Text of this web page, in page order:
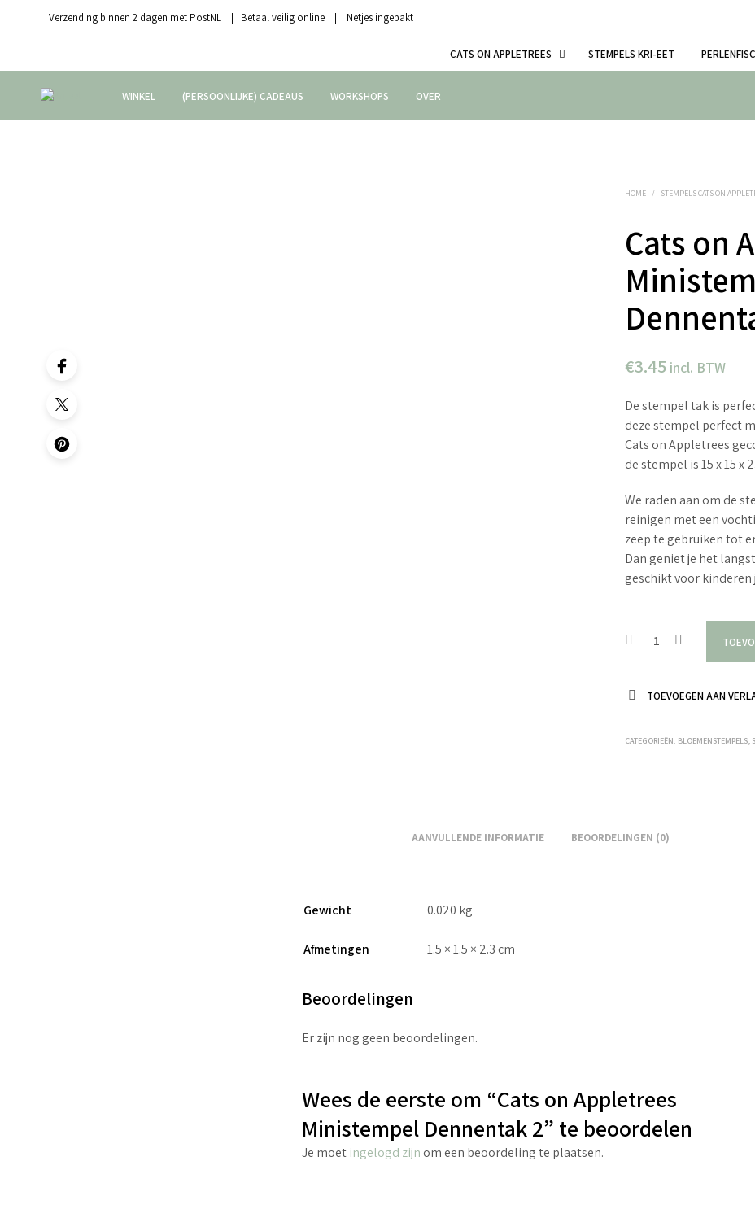
Verzending binnen 2 dagen met PostNL | Betaal veilig online | Netjes ingepakt
CATS ON APPLETREES STEMPELS KRI-EET
WINKEL (PERSOONLIJKE) CADEAUS WORKSHOPS OVER
HOME / STEMPELS CATS ON
Cats on
€3.45 incl. BTW
De stempel tak is
deze stempel perfect
Cats on Appletrees
de stempel is 15 x 15 x
We raden aan om de
reinigen met een
zeep te gebruiken tot
Dan geniet je het
geschikt voor kinderen
TOEVOEGEN AAN
CATEGORIEËN: BLOEMENSTEMPELS,
AANVULLENDE INFORMATIE BEOORDELINGEN (0)
Gewicht 0.020 kg
Afmetingen 1.5 × 1.5 × 2.3 cm
Beoordelingen
Er zijn nog geen beoordelingen.
Wees de eerste om “Cats on Appletrees
Ministempel Dennentak 2” te beoordelen
Je moet ingelogd zijnom een beoordeling te plaatsen.